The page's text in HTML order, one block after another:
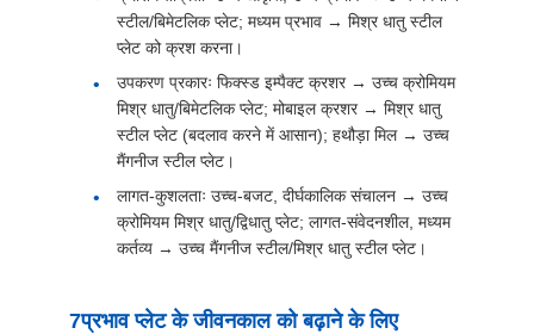
स्टील/बिमेटलिक प्लेट; मध्यम प्रभाव → मिश्र धातु स्टील
प्लेट को क्रश करना।
उपकरण प्रकारः फिक्स्ड इम्पैक्ट क्रशर → उच्च क्रोमियम
मिश्र धातु/बिमेटलिक प्लेट; मोबाइल क्रशर → मिश्र धातु
स्टील प्लेट (बदलाव करने में आसान); हथौड़ा मिल → उच्च
मैंगनीज स्टील प्लेट।
लागत-कुशलताः उच्च-बजट, दीर्घकालिक संचालन → उच्च
क्रोमियम मिश्र धातु/द्विधातु प्लेट; लागत-संवेदनशील, मध्यम
कर्तव्य → उच्च मैंगनीज स्टील/मिश्र धातु स्टील प्लेट।
7प्रभाव प्लेट के जीवनकाल को बढ़ाने के लिए